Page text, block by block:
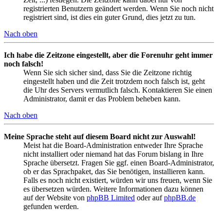
registrierten Benutzern geändert werden. Wenn Sie noch nicht
registriert sind, ist dies ein guter Grund, dies jetzt zu tun.
Nach oben
Ich habe die Zeitzone eingestellt, aber die Forenuhr geht immer
noch falsch!
Wenn Sie sich sicher sind, dass Sie die Zeitzone richtig
eingestellt haben und die Zeit trotzdem noch falsch ist, geht
die Uhr des Servers vermutlich falsch. Kontaktieren Sie einen
Administrator, damit er das Problem beheben kann.
Nach oben
Meine Sprache steht auf diesem Board nicht zur Auswahl!
Meist hat die Board-Administration entweder Ihre Sprache
nicht installiert oder niemand hat das Forum bislang in Ihre
Sprache übersetzt. Fragen Sie ggf. einen Board-Administrator,
ob er das Sprachpaket, das Sie benötigen, installieren kann.
Falls es noch nicht existiert, würden wir uns freuen, wenn Sie
es übersetzen würden. Weitere Informationen dazu können
auf der Website von phpBB Limited oder aufphpBB.de
gefunden werden.